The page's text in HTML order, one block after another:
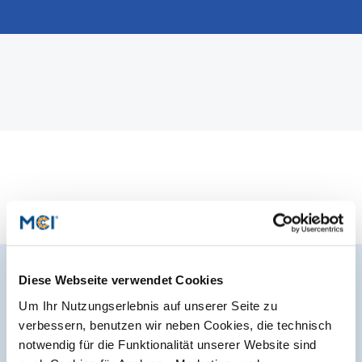
Diese Webseite verwendet Cookies
Um Ihr Nutzungserlebnis auf unserer Seite zu
verbessern, benutzen wir neben Cookies, die technisch
notwendig für die Funktionalität unserer Website sind
Forschung am MCI
Micro Degrees
Management-Seminare
Technische Weiterbildung
Maßgeschneiderte Programme
Der MCI Newsletter
Jederzeit up-to-date und den möglicherweise
entscheidenden Schritt voraus.